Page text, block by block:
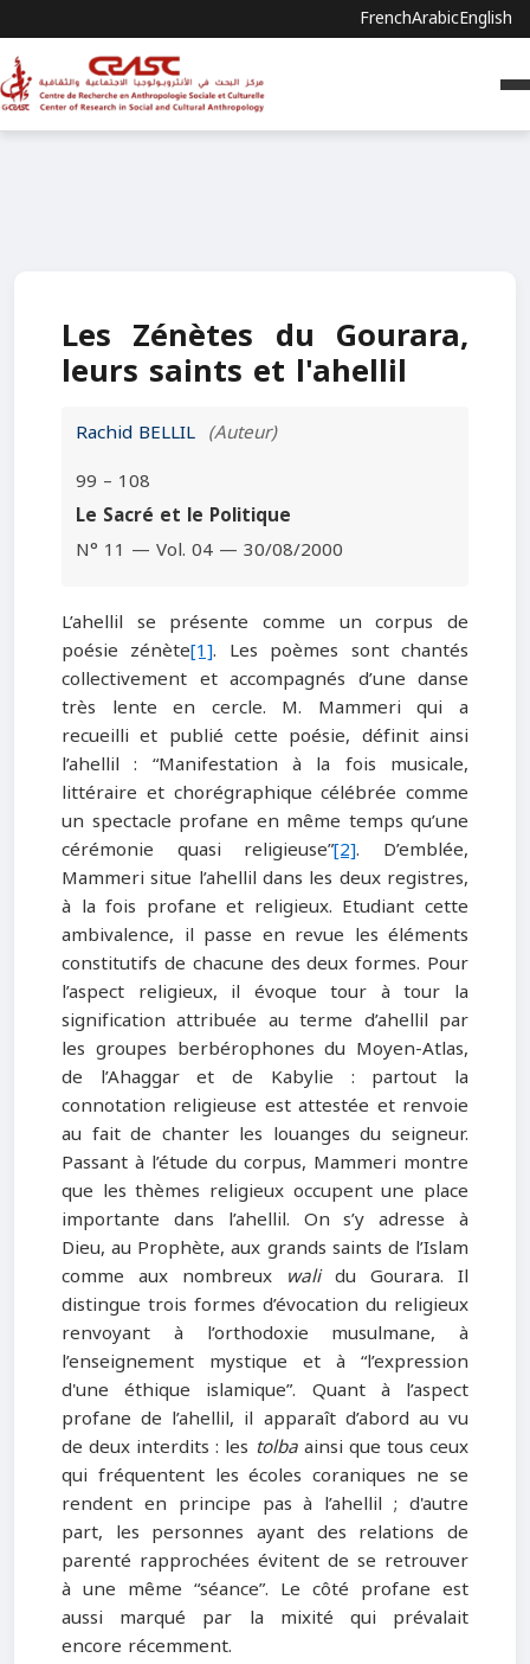
FrenchArabicEnglish
Les Zénètes du Gourara,
leurs saints et l'ahellil
Rachid BELLIL (Auteur)
99 – 108
Le Sacré et le Politique
N° 11 — Vol. 04 — 30/08/2000
L’ahellil se présente comme un corpus de
poésie zénète[1]. Les poèmes sont chantés
collectivement et accompagnés d’une danse
très lente en cercle. M. Mammeri qui a
recueilli et publié cette poésie, définit ainsi
l’ahellil : “Manifestation à la fois musicale,
littéraire et chorégraphique célébrée comme
un spectacle profane en même temps qu’une
cérémonie quasi religieuse”[2]. D’emblée,
Mammeri situe l’ahellil dans les deux registres,
à la fois profane et religieux. Etudiant cette
ambivalence, il passe en revue les éléments
constitutifs de chacune des deux formes. Pour
l’aspect religieux, il évoque tour à tour la
signification attribuée au terme d’ahellil par
les groupes berbérophones du Moyen-Atlas,
de l’Ahaggar et de Kabylie : partout la
connotation religieuse est attestée et renvoie
au fait de chanter les louanges du seigneur.
Passant à l’étude du corpus, Mammeri montre
que les thèmes religieux occupent une place
importante dans l’ahellil. On s’y adresse à
Dieu, au Prophète, aux grands saints de l’Islam
comme aux nombreux walidu Gourara. Il
distingue trois formes d’évocation du religieux
renvoyant à l’orthodoxie musulmane, à
l’enseignement mystique et à “l’expression
d'une éthique islamique”. Quant à l’aspect
profane de l’ahellil, il apparaît d’abord au vu
de deux interdits : les tolbaainsi que tous ceux
qui fréquentent les écoles coraniques ne se
rendent en principe pas à l’ahellil ; d'autre
part, les personnes ayant des relations de
parenté rapprochées évitent de se retrouver
à une même “séance”. Le côté profane est
aussi marqué par la mixité qui prévalait
encore récemment.